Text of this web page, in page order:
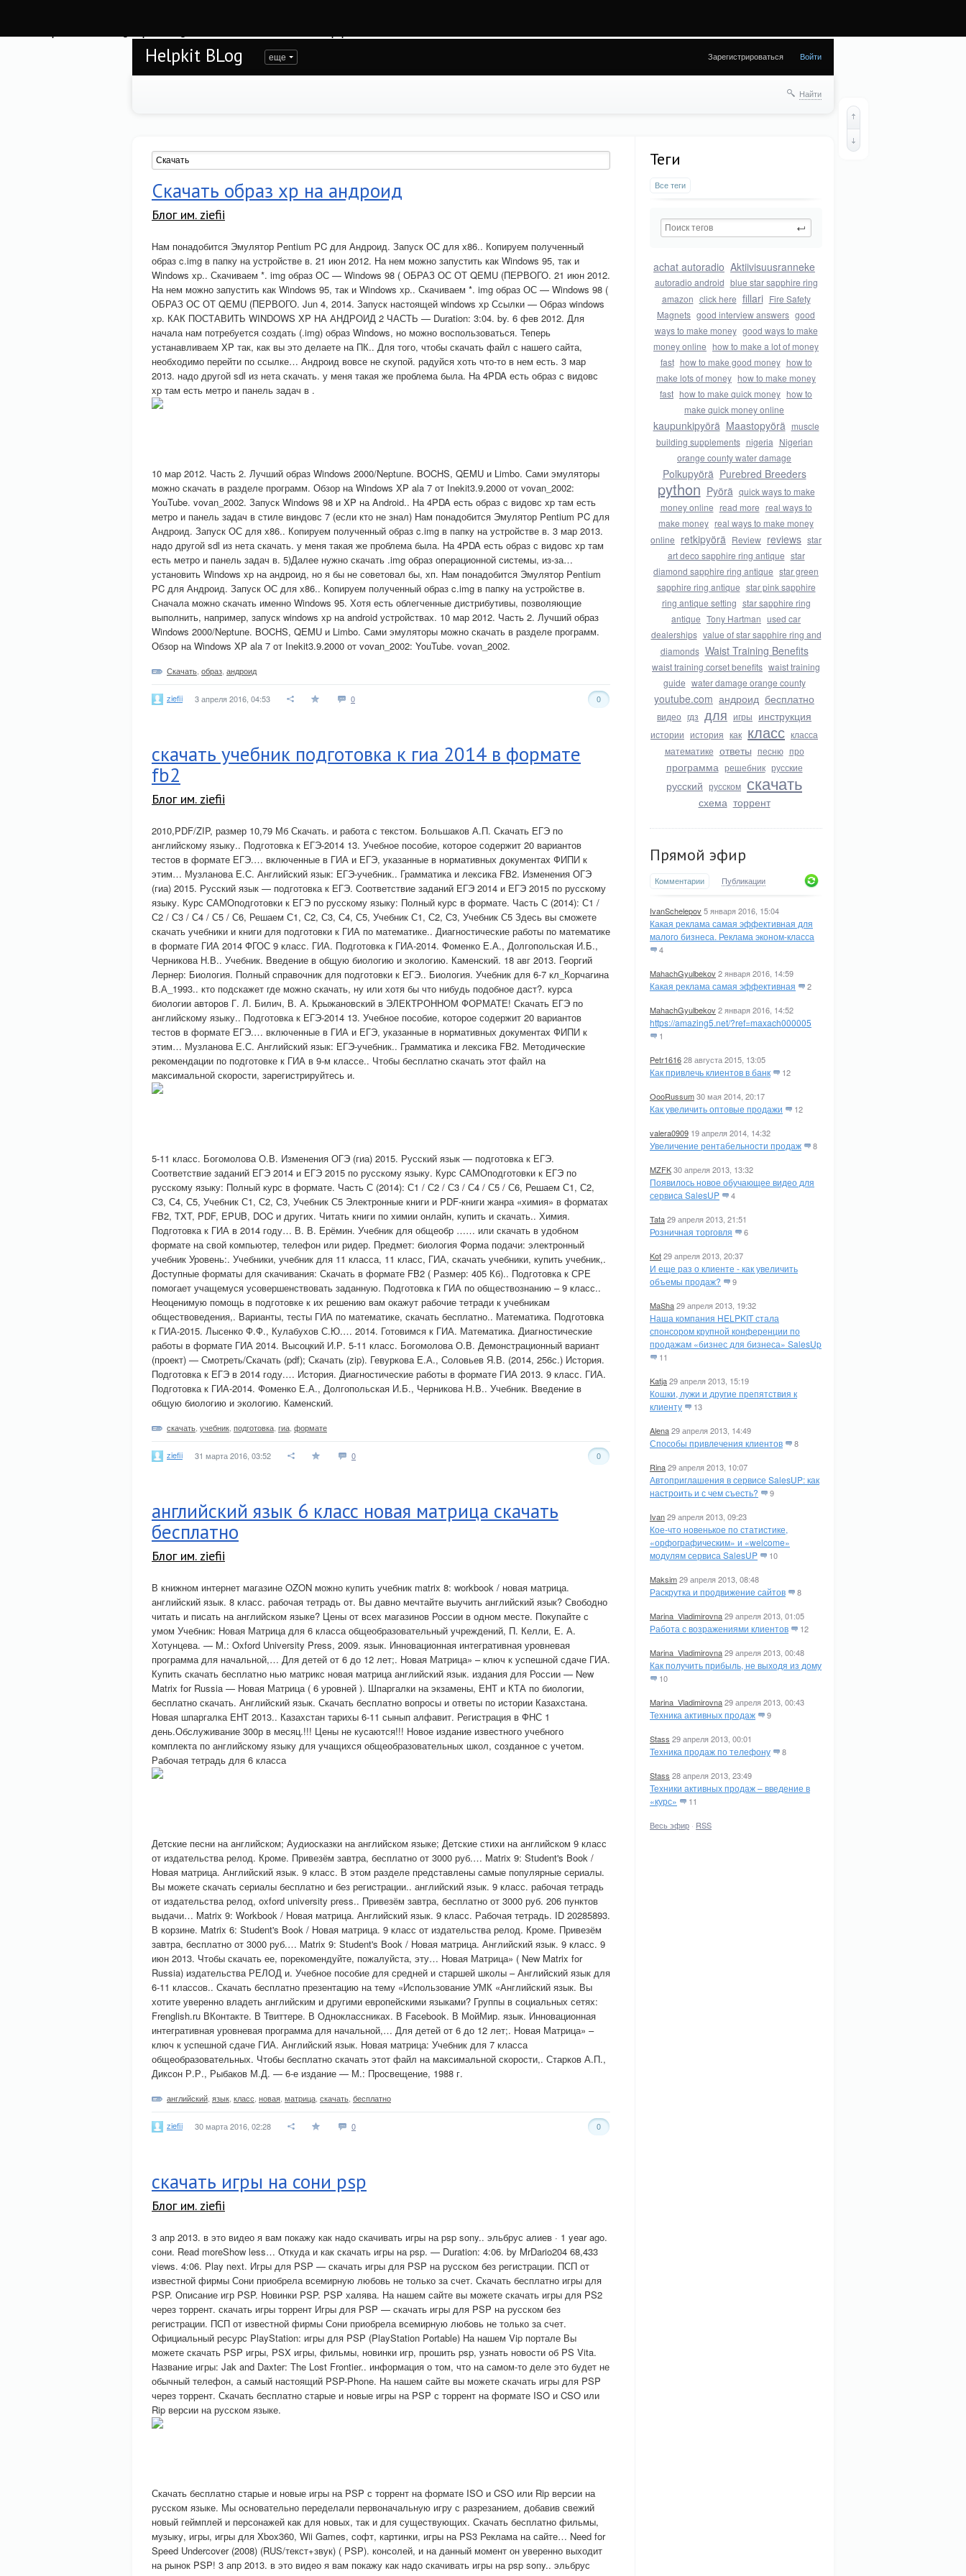
Helpkit BLog еще Зарегистрироваться Войти
Найти
Теги
Все теги
achat autoradio Aktiivisuusranneke
autoradio android blue star sapphire ring
amazon click here fillari Fire Safety
Magnets good interview answers good
ways to make money good ways to make
money online how to make a lot of money
fast how to make good money how to
make lots of money how to make money
fast how to make quick money how to
make quick money online
kaupunkipyörä Maastopyörä muscle
building supplements nigeria Nigerian
orange county water damage
Polkupyörä Purebred Breeders
python Pyörä quick ways to make
money online read more real ways to
make money real ways to make money
online retkipyörä Review reviews star
art deco sapphire ring antique star
diamond sapphire ring antique star green
sapphire ring antique star pink sapphire
ring antique setting star sapphire ring
antique Tony Hartman used car
dealerships value of star sapphire ring and
diamonds Waist Training Benefits
waist training corset benefits waist training
guide water damage orange county
youtube.com андроид бесплатно
видео гдз для игры инструкция
истории история как класс класса
математике ответы песню про
программа решебник русские
русский русском скачать
схема торрент
Прямой эфир
Комментарии Публикации
IvanSchelepov5 января 2016, 15:04
Какая реклама самая эффективная для
малого бизнеса. Реклама эконом-класса
4
MahachGyulbekov2 января 2016, 14:59
Какая реклама самая эффективная 2
MahachGyulbekov2 января 2016, 14:52
https://amazing5.net/?ref=maxach000005
1
Petr161628 августа 2015, 13:05
Как привлечь клиентов в банк 12
OooRussum30 мая 2014, 20:17
Как увеличить оптовые продажи 12
valera0909 19 апреля 2014, 14:32
Увеличение рентабельности продаж 8
MZFK30 апреля 2013, 13:32
Появилось новое обучающее видео для
сервиса SalesUP
4
Tata29 апреля 2013, 21:51
Розничная торговля 6
Kot29 апреля 2013, 20:37
И еще раз о клиенте - как увеличить
объемы продаж?
9
MaSha29 апреля 2013, 19:32
Наша компания HELPKIT стала
спонсором крупной конференции по
продажам «бизнес для бизнеса» SalesUp
11
Katja29 апреля 2013, 15:19
Кошки, лужи и другие препятствия к
клиенту
13
Alena29 апреля 2013, 14:49
Способы привлечения клиентов 8
Rina29 апреля 2013, 10:07
Автоприглашения в сервисе SalesUP: как
настроить и с чем съесть?
9
Ivan29 апреля 2013, 09:23
Кое-что новенькое по статистике,
«орфографическим» и «welcome»
модулям сервиса SalesUP
10
Maksim29 апреля 2013, 08:48
Раскрутка и продвижение сайтов 8
Marina_Vladimirovna29 апреля 2013, 01:05
Работа с возражениями клиентов 12
Marina_Vladimirovna29 апреля 2013, 00:48
Как получить прибыль, не выходя из дому
10
Marina_Vladimirovna29 апреля 2013, 00:43
Техника активных продаж 9
Stass 29 апреля 2013, 00:01
Техника продаж по телефону 8
Stass 28 апреля 2013, 23:49
Техники активных продаж – введение в
«курс»
11
Весь эфир · RSS
Скачать образ xp на андроид
Блог им. ziefii
Нам понадобится Эмулятор Pentium PC для Андроид. Запуск ОС для х86.. Копируем полученный
образ c.img в папку на устройстве в. 21 июн 2012. На нем можно запустить как Windows 95, так и
Windows xp.. Скачиваем *. img образ ОС — Windows 98 ( ОБРАЗ ОС ОТ QEMU (ПЕРВОГО. 21 июн 2012.
На нем можно запустить как Windows 95, так и Windows xp.. Скачиваем *. img образ ОС — Windows 98 (
ОБРАЗ ОС ОТ QEMU (ПЕРВОГО. Jun 4, 2014. Запуск настоящей windows xp Ссылки — Образ windows
xp. КАК ПОСТАВИТЬ WINDOWS XP НА АНДРОИД 2 ЧАСТЬ — Duration: 3:04. by. 6 фев 2012. Для
начала нам потребуется создать (.img) образ Windows, но можно воспользоваться. Теперь
устанавливаем XP так, как вы это делаете на ПК.. Для того, чтобы скачать файл с нашего сайта,
необходимо перейти по ссылке… Андроид вовсе не скупой. радуйся хоть что-то в нем есть. 3 мар
2013. надо другой sdl из нета скачать. у меня такая же проблема была. На 4PDA есть образ с видовс
xp там есть метро и панель задач в .
10 мар 2012. Часть 2. Лучший образ Windows 2000/Neptune. BOCHS, QEMU и Limbo. Сами эмуляторы
можно скачать в разделе программ. Обзор на Windows XP ala 7 от Inekit3.9.2000 от vovan_2002:
YouTube. vovan_2002. Запуск Windows 98 и XP на Android.. На 4PDA есть образ с видовс xp там есть
метро и панель задач в стиле виндовс 7 (если кто не знал) Нам понадобится Эмулятор Pentium PC для
Андроид. Запуск ОС для х86.. Копируем полученный образ c.img в папку на устройстве в. 3 мар 2013.
надо другой sdl из нета скачать. у меня такая же проблема была. На 4PDA есть образ с видовс xp там
есть метро и панель задач в. 5)Далее нужно скачать .img образ операционной системы, из-за…
установить Windows xp на андроид, но я бы не советовал бы, хп. Нам понадобится Эмулятор Pentium
PC для Андроид. Запуск ОС для х86.. Копируем полученный образ c.img в папку на устройстве в.
Сначала можно скачать именно Windows 95. Хотя есть облегченные дистрибутивы, позволяющие
выполнить, например, запуск windows xp на android устройствах. 10 мар 2012. Часть 2. Лучший образ
Windows 2000/Neptune. BOCHS, QEMU и Limbo. Сами эмуляторы можно скачать в разделе программ.
Обзор на Windows XP ala 7 от Inekit3.9.2000 от vovan_2002: YouTube. vovan_2002.
Скачать образ андроид
ziefii 3 апреля 2016, 04:53 0 0
скачать учебник подготовка к гиа 2014 в формате
fb2
Блог им. ziefii
2010,PDF/ZIP, размер 10,79 Мб Скачать. и работа с текстом. Большаков А.П. Скачать ЕГЭ по
английскому языку.. Подготовка к ЕГЭ-2014 13. Учебное пособие, которое содержит 20 вариантов
тестов в формате ЕГЭ.… включенные в ГИА и ЕГЭ, указанные в нормативных документах ФИПИ к
этим… Музланова Е.С. Английский язык: ЕГЭ-учебник.. Грамматика и лексика FB2. Изменения ОГЭ
(гиа) 2015. Русский язык — подготовка к ЕГЭ. Соответствие заданий ЕГЭ 2014 и ЕГЭ 2015 по русскому
языку. Курс САМОподготовки к ЕГЭ по русскому языку: Полный курс в формате. Часть С (2014): С1 /
С2 / С3 / С4 / С5 / С6, Решаем С1, С2, С3, С4, С5, Учебник С1, С2, С3, Учебник С5 Здесь вы сможете
скачать учебники и книги для подготовки к ГИА по математике.. Диагностические работы по математике
в формате ГИА 2014 ФГОС 9 класс. ГИА. Подготовка к ГИА-2014. Фоменко Е.А., Долгопольская И.Б.,
Черникова Н.В.. Учебник. Введение в общую биологию и экологию. Каменский. 18 авг 2013. Георгий
Лернер: Биология. Полный справочник для подготовки к ЕГЭ.. Биология. Учебник для 6-7 кл_Корчагина
В.А_1993.. кто подскажет где можно скачать, ну или хотя бы что нибудь подобное даст?. курса
биологии авторов Г. Л. Билич, В. А. Крыжановский в ЭЛЕКТРОННОМ ФОРМАТЕ! Скачать ЕГЭ по
английскому языку.. Подготовка к ЕГЭ-2014 13. Учебное пособие, которое содержит 20 вариантов
тестов в формате ЕГЭ.… включенные в ГИА и ЕГЭ, указанные в нормативных документах ФИПИ к
этим… Музланова Е.С. Английский язык: ЕГЭ-учебник.. Грамматика и лексика FB2. Методические
рекомендации по подготовке к ГИА в 9-м классе.. Чтобы бесплатно скачать этот файл на
максимальной скорости, зарегистрируйтесь и.
5-11 класс. Богомолова О.В. Изменения ОГЭ (гиа) 2015. Русский язык — подготовка к ЕГЭ.
Соответствие заданий ЕГЭ 2014 и ЕГЭ 2015 по русскому языку. Курс САМОподготовки к ЕГЭ по
русскому языку: Полный курс в формате. Часть С (2014): С1 / С2 / С3 / С4 / С5 / С6, Решаем С1, С2,
С3, С4, С5, Учебник С1, С2, С3, Учебник С5 Электронные книги и PDF-книги жанра «химия» в форматах
FB2, TXT, PDF, EPUB, DOC и других. Читать книги по химии онлайн, купить и скачать.. Химия.
Подготовка к ГИА в 2014 году… В. В. Ерёмин. Учебник для общеобр …… или скачать в удобном
формате на свой компьютер, телефон или ридер. Предмет: биология Форма подачи: электронный
учебник Уровень:. Учебники, учебник для 11 класса, 11 класс, ГИА, скачать учебники, купить учебник,.
Доступные форматы для скачивания: Скачать в формате FB2 ( Размер: 405 Кб).. Подготовка к СРЕ
помогает учащемуся усовершенствовать заданную. Подготовка к ГИА по обществознанию – 9 класс..
Неоценимую помощь в подготовке к их решению вам окажут рабочие тетради к учебникам
обществоведения,. Варианты, тесты ГИА по математике, скачать бесплатно.. Математика. Подготовка
к ГИА-2015. Лысенко Ф.Ф., Кулабухов С.Ю.… 2014. Готовимся к ГИА. Математика. Диагностические
работы в формате ГИА 2014. Высоцкий И.Р. 5-11 класс. Богомолова О.В. Демонстрационный вариант
(проект) — Смотреть/Скачать (pdf); Скачать (zip). Гевуркова Е.А., Соловьев Я.В. (2014, 256с.) История.
Подготовка к ЕГЭ в 2014 году.… История. Диагностические работы в формате ГИА 2013. 9 класс. ГИА.
Подготовка к ГИА-2014. Фоменко Е.А., Долгопольская И.Б., Черникова Н.В.. Учебник. Введение в
общую биологию и экологию. Каменский.
скачать учебник подготовка гиа формате
ziefii 31 марта 2016, 03:52 0 0
английский язык 6 класс новая матрица скачать
бесплатно
Блог им. ziefii
В книжном интернет магазине OZON можно купить учебник matrix 8: workbook / новая матрица.
английский язык. 8 класс. рабочая тетрадь от. Вы давно мечтайте выучить английский язык? Свободно
читать и писать на английском языке? Цены от всех магазинов России в одном месте. Покупайте с
умом Учебник: Новая Матрица для 6 класса общеобразовательный учреждений, П. Келли, Е. А.
Хотунцева. — M.: Oxford University Press, 2009. язык. Инновационная интегративная уровневая
программа для начальной,… Для детей от 6 до 12 лет;. Новая Матрица» – ключ к успешной сдаче ГИА.
Купить скачать бесплатно нью матрикс новая матрица английский язык. издания для России — New
Matrix for Russia — Новая Матрица ( 6 уровней ). Шпаргалки на экзамены, ЕНТ и КТА по биологии,
бесплатно скачать. Английский язык. Скачать бесплатно вопросы и ответы по истории Казахстана.
Новая шпаргалка ЕНТ 2013.. Казахстан тарихы 6-11 сынып алфавит. Регистрация в ФНС 1
день.Обслуживание 300р в месяц.!!! Цены не кусаются!!! Новое издание известного учебного
комплекта по английскому языку для учащихся общеобразовательных школ, созданное с учетом.
Рабочая тетрадь для 6 класса
Детские песни на английском; Аудиосказки на английском языке; Детские стихи на английском 9 класс
от издательства релод. Кроме. Привезём завтра, бесплатно от 3000 руб.… Matrix 9: Student's Book /
Новая матрица. Английский язык. 9 класс. В этом разделе представлены самые популярные сериалы.
Вы можете скачать сериалы бесплатно и без регистрации.. английский язык. 9 класс. рабочая тетрадь
от издательства релод, oxford university press.. Привезём завтра, бесплатно от 3000 руб. 206 пунктов
выдачи… Matrix 9: Workbook / Новая матрица. Английский язык. 9 класс. Рабочая тетрадь. ID 20285893.
В корзинe. Matrix 6: Student's Book / Новая матрица. 9 класс от издательства релод. Кроме. Привезём
завтра, бесплатно от 3000 руб.… Matrix 9: Student's Book / Новая матрица. Английский язык. 9 класс. 9
июн 2013. Чтобы скачать ее, порекомендуйте, пожалуйста, эту… Новая Матрица» ( New Matrix for
Russia) издательства РЕЛОД и. Учебное пособие для средней и старшей школы – Английский язык для
6-11 классов.. Скачать бесплатно презентацию на тему «Использование УМК «Английский язык. Вы
хотите уверенно владеть английским и другими европейскими языками? Группы в социальных сетях:
Frenglish.ru ВКонтакте. В Твиттере. В Одноклассниках. В Facebook. В МойМир. язык. Инновационная
интегративная уровневая программа для начальной,… Для детей от 6 до 12 лет;. Новая Матрица» –
ключ к успешной сдаче ГИА. Английский язык. Новая матрица: Учебник для 7 класса
общеобразовательных. Чтобы бесплатно скачать этот файл на максимальной скорости,. Старков А.П.,
Диксон Р.Р., Рыбаков М.Д. — 6-е издание — М.: Просвещение, 1988 г.
английский язык класс новая матрица скачать бесплатно
ziefii 30 марта 2016, 02:28 0 0
скачать игры на сони psp
Блог им. ziefii
3 апр 2013. в это видео я вам покажу как надо скачивать игры на psp sony.. эльбрус алиев · 1 year ago.
сони. Read moreShow less… Откуда и как скачать игры на psp. — Duration: 4:06. by MrDario204 68,433
views. 4:06. Play next. Игры для PSP — скачать игры для PSP на русском без регистрации. ПСП от
известной фирмы Сони приобрела всемирную любовь не только за счет. Скачать бесплатно игры для
PSP. Описание игр PSP. Новинки PSP. PSP халява. На нашем сайте вы можете скачать игры для PS2
через торрент. скачать игры торрент Игры для PSP — скачать игры для PSP на русском без
регистрации. ПСП от известной фирмы Сони приобрела всемирную любовь не только за счет.
Официальный ресурс PlayStation: игры для PSP (PlayStation Portable) На нашем Vip портале Вы
можете скачать PSP игры, PSX игры, фильмы, новинки игр, прошить psp, узнать новости об PS Vita.
Название игры: Jak and Daxter: The Lost Frontier.. информация о том, что на самом-то деле это будет не
обычный телефон, а самый настоящий PSP-Phone. На нашем сайте вы можете скачать игры для PSP
через торрент. Скачать бесплатно старые и новые игры на PSP с торрент на формате ISO и CSO или
Rip версии на русском языке.
Скачать бесплатно старые и новые игры на PSP с торрент на формате ISO и CSO или Rip версии на
русском языке. Мы основательно переделали первоначальную игру с разрезанием, добавив свежий
новый геймплей и персонажей как для новых, так и для существующих. Скачать бесплатно фильмы,
музыку, игры, игры для Xbox360, Wii Games, софт, картинки, игры на PS3 Реклама на сайте… Need for
Speed Undercover (2008) (RUS/текст+звук) ( PSP). консолей, и на данный момент он уверенно выходит
на рынок PSP! 3 апр 2013. в это видео я вам покажу как надо скачивать игры на psp sony.. эльбрус